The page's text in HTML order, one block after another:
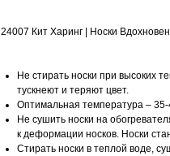
24007 Кит Харинг | Носки
Не стирать носки при высоких
тускнеют и теряют цвет.
Оптимальная температура – 35-
Не сушить носки на
к деформации носков. Носки
Стирать носки в теплой воде,